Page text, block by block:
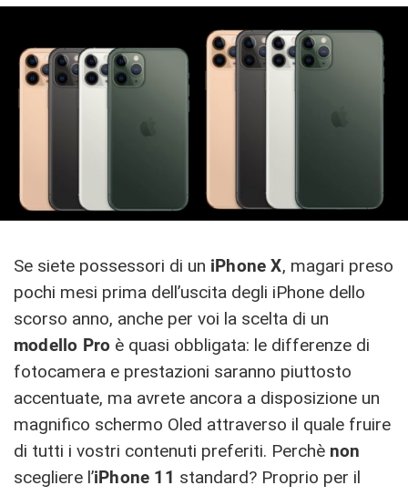
Se siete possessori di un iPhone X, magari preso
pochi mesi prima dell’uscita degli iPhone dello
scorso anno, anche per voi la scelta di un
modello Pro è quasi obbligata: le differenze di
fotocamera e prestazioni saranno piuttosto
accentuate, ma avrete ancora a disposizione un
magnifico schermo Oled attraverso il quale fruire
di tutti i vostri contenuti preferiti. Perchè non
scegliere l’iPhone 11 standard? Proprio per il